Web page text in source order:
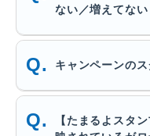
ない／増えてない
キャンペーンの
【たまるよスタ